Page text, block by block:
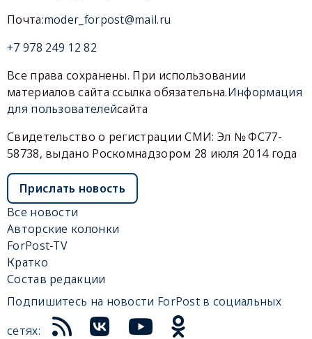
Почта:moder_forpost@mail.ru
+7 978 249 12 82
Все права сохранены. При использовании
материалов сайта ссылка обязательна.Информация
для пользователейсайта
Свидетельство о регистрации СМИ: Эл № ФС77-
58738, выдано Роскомнадзором 28 июля 2014 года
Прислать новость
Все новости
Авторские колонки
ForPost-TV
Кратко
Состав редакции
Подпишитесь на новости ForPost в социальных
сетях: